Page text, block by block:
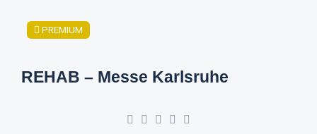
PREMIUM
REHAB – Messe Karlsruhe